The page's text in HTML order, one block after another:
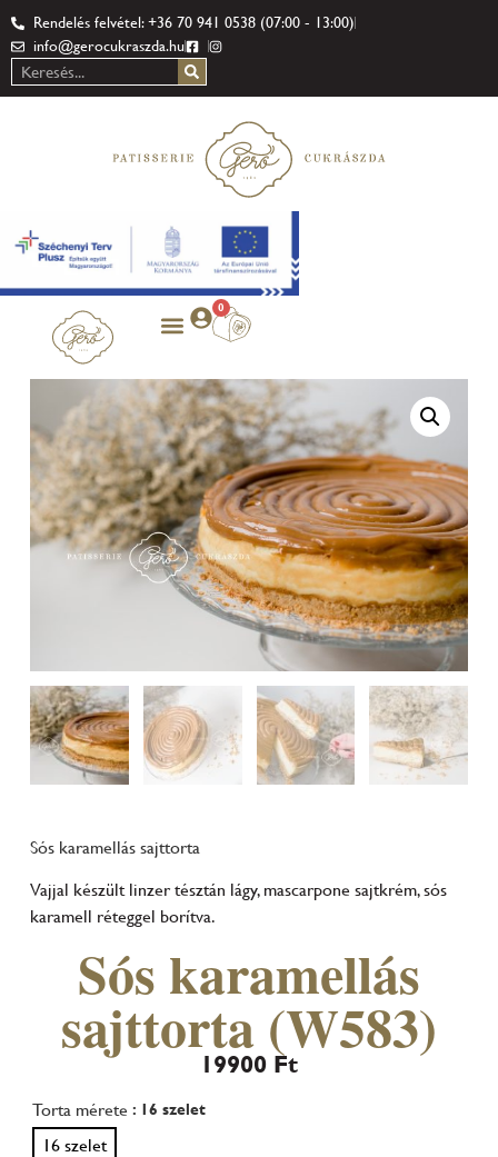
Rendelés felvétel: +36 70 941 0538 (07:00 - 13:00)
info@gerocukraszda.hu
0
Sós karamellás
sajttorta (W583)
19900 Ft
Torta mérete : 16 szelet
16 szelet
Sós karamellás sajttorta
Vajjal készült linzer tésztán lágy, mascarpone sajtkrém, sós
karamell réteggel borítva.